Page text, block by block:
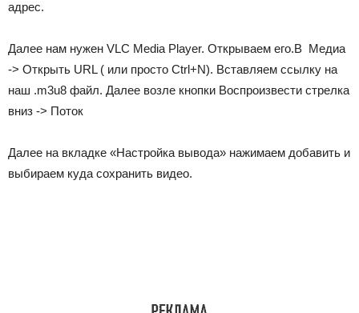
адрес.
Далее нам нужен VLC Media Player. Открываем его.В Медиa
-> Открыть URL ( или просто Ctrl+N). Вставляем ссылку на
наш .m3u8 файл. Далее возле кнопки Воспроизвести стрелка
вниз -> Поток
Далее на вкладке «Настройка вывода» нажимаем добавить и
выбираем куда сохранить видео.